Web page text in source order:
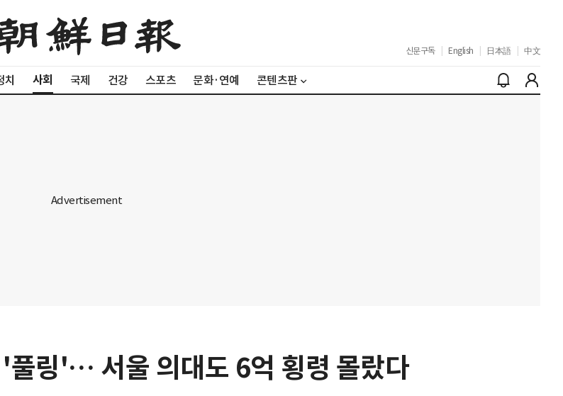
신문구독 English 日本語 中文
치 사회 국제 건강 스포츠 문화·연예 콘텐츠판
풀링'… 서울 의대도 6억 횡령 몰랐다